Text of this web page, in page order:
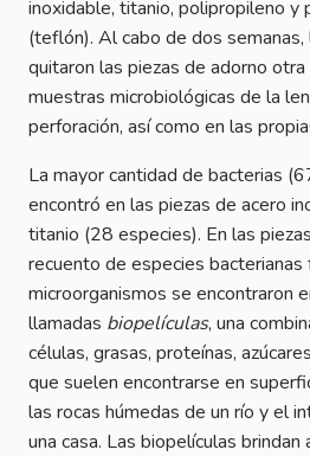
inoxidable, titanio, polipropileno
(teflón). Al cabo de dos
quitaron las piezas de adorno
muestras microbiológicas de la
perforación, así como en las
La mayor cantidad de bacterias
encontró en las piezas de acero
titanio (28 especies). En las
recuento de especies bacterianas
microorganismos se encontraron
llamadas biopelículas, una
células, grasas, proteínas,
que suelen encontrarse en
las rocas húmedas de un río y el
una casa. Las biopelículas